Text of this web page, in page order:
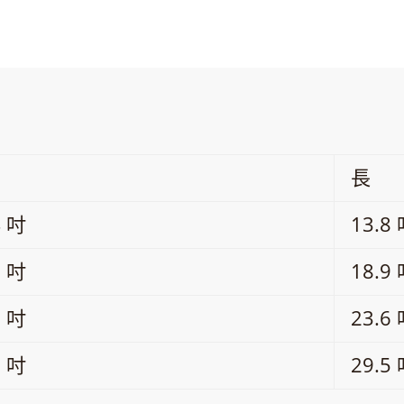
長
吋
13.8
吋
18.9
吋
23.6
吋
29.5